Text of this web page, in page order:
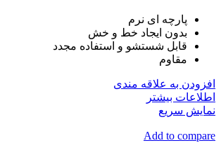
پارچه ای نرم
بدون ایجاد خط و خش
قابل شستشو و استفاده مجدد
مقاوم
افزودن به علاقه مندی
اطلاعات بیشتر
نمایش سریع
Add to compare